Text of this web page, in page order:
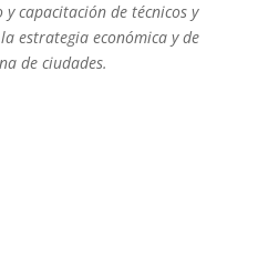
capacitación de técnicos y
estrategia económica y de
de ciudades.